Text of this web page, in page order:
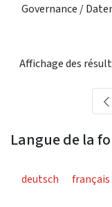
Governance /
Affichage des
Langue de la
deutsch français